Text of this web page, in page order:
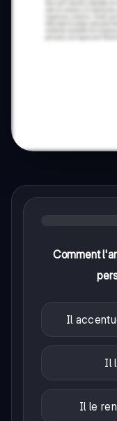
Comment
Il
Il
Il le